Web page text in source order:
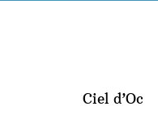
Ciel d’Oc